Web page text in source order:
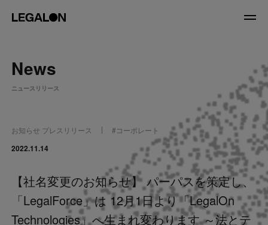
About
役員紹介
Service
News
Recruit
News
ニュースリリース
お知らせ プレスリリース #コーポレート
2022.11.14
【社名変更のお知らせ】 パーパスを策定し、
「LegalForce」は 12月1日より「LegalOn
Technologies」へ生まれ変わります ～法とテ